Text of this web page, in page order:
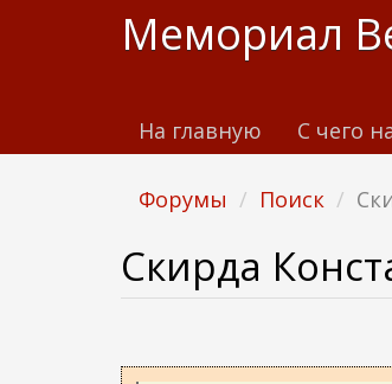
т
Мемориал
На главную С чего
Форумы Поиск
Скирда